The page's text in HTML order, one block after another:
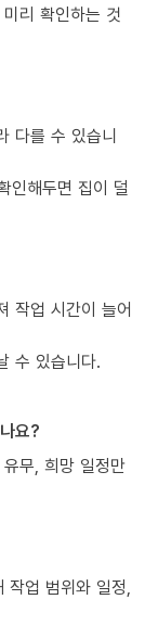
리 확인하는 것
다를 수 있습니
인해두면 집이 덜
작업 시간이 늘어
수 있습니다.
요?
무, 희망 일정만
작업 범위와 일정,